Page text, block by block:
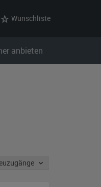
Wunschliste
anbieten
nach: Neuzugänge